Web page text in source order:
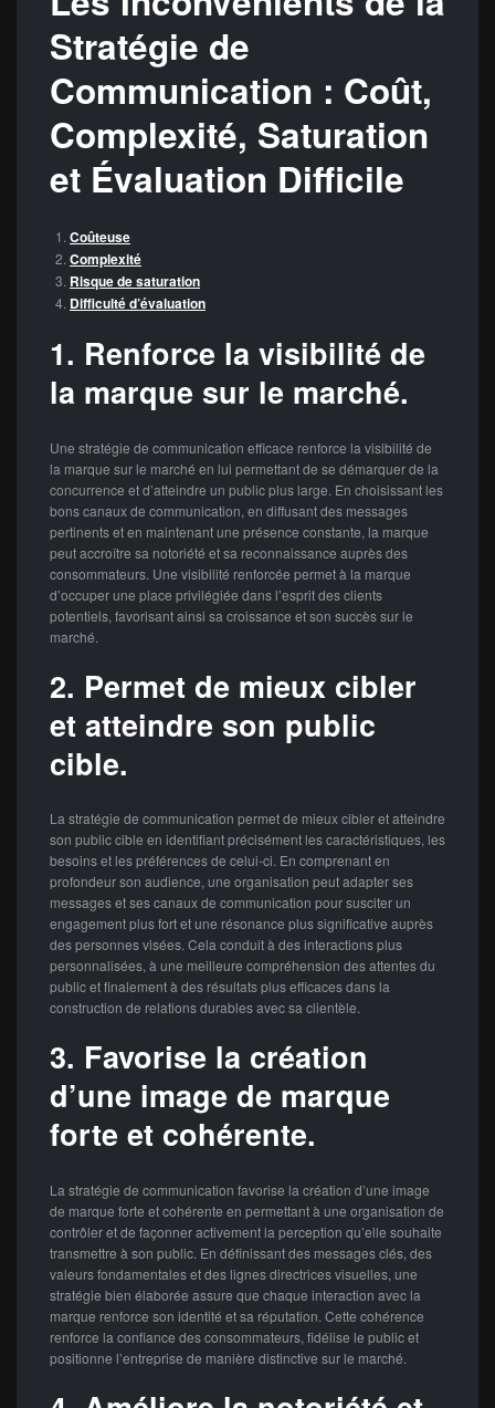
Stratégie de
Communication : Coût,
Complexité, Saturation
et Évaluation Difficile
Coûteuse
Complexité
Risque de saturation
Difficulté d’évaluation
1. Renforce la visibilité de
la marque sur le marché.
Une stratégie de communication efficace renforce la visibilité de
la marque sur le marché en lui permettant de se démarquer de la
concurrence et d’atteindre un public plus large. En choisissant les
bons canaux de communication, en diffusant des messages
pertinents et en maintenant une présence constante, la marque
peut accroître sa notoriété et sa reconnaissance auprès des
consommateurs. Une visibilité renforcée permet à la marque
d’occuper une place privilégiée dans l’esprit des clients
potentiels, favorisant ainsi sa croissance et son succès sur le
marché.
2. Permet de mieux cibler
et atteindre son public
cible.
La stratégie de communication permet de mieux cibler et atteindre
son public cible en identifiant précisément les caractéristiques, les
besoins et les préférences de celui-ci. En comprenant en
profondeur son audience, une organisation peut adapter ses
messages et ses canaux de communication pour susciter un
engagement plus fort et une résonance plus significative auprès
des personnes visées. Cela conduit à des interactions plus
personnalisées, à une meilleure compréhension des attentes du
public et finalement à des résultats plus efficaces dans la
construction de relations durables avec sa clientèle.
3. Favorise la création
d’une image de marque
forte et cohérente.
La stratégie de communication favorise la création d’une image
de marque forte et cohérente en permettant à une organisation de
contrôler et de façonner activement la perception qu’elle souhaite
transmettre à son public. En définissant des messages clés, des
valeurs fondamentales et des lignes directrices visuelles, une
stratégie bien élaborée assure que chaque interaction avec la
marque renforce son identité et sa réputation. Cette cohérence
renforce la confiance des consommateurs, fidélise le public et
positionne l’entreprise de manière distinctive sur le marché.